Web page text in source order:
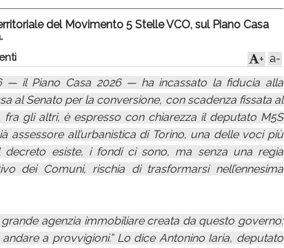
del Movimento 5 Stelle VCO, sul Piano Casa
a-
+
— il Piano Casa 2026 — ha incassato la fiducia alla
al Senato per la conversione, con scadenza fissata al
gli altri, è espresso con chiarezza il deputato M5S
assessore all’urbanistica di Torino, una delle voci più
esiste, i fondi ci sono, ma senza una regia
dei Comuni, rischia di trasformarsi nell’ennesima
grande agenzia immobiliare creata da questo governo:
a provvigioni.” Lo dice Antonino Iaria, deputato